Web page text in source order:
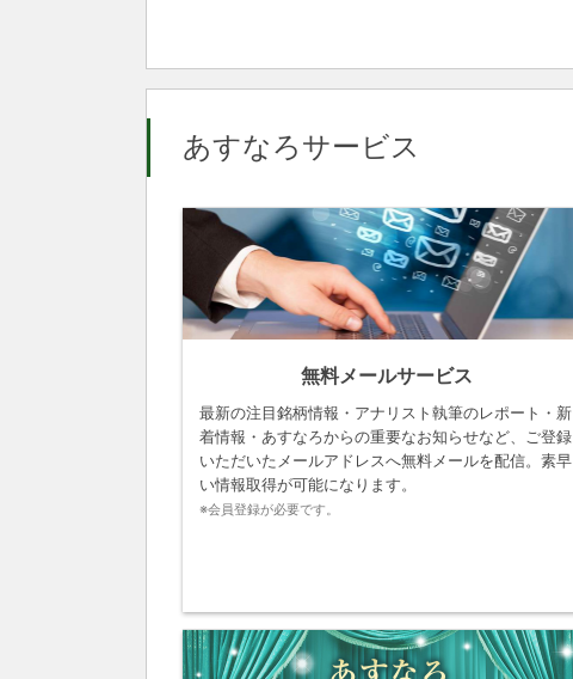
あすなろサービス
無料メールサービス
最新の注目銘柄情報・アナリスト執筆のレポート・新
着情報・あすなろからの重要なお知らせなど、ご登録
いただいたメールアドレスへ無料メールを配信。素早
い情報取得が可能になります。
※会員登録が必要です。